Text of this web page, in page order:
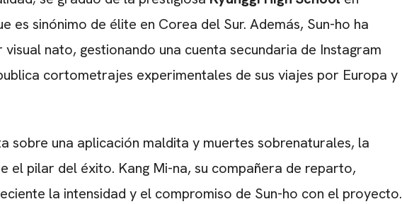
es sinónimo de élite en Corea del Sur. Además, Sun-ho ha
nato, gestionando una cuenta secundaria de Instagram
cortometrajes experimentales de sus viajes por Europa y
sobre una aplicación maldita y muertes sobrenaturales, la
el pilar del éxito. Kang Mi-na, su compañera de reparto,
la intensidad y el compromiso de Sun-ho con el proyecto.